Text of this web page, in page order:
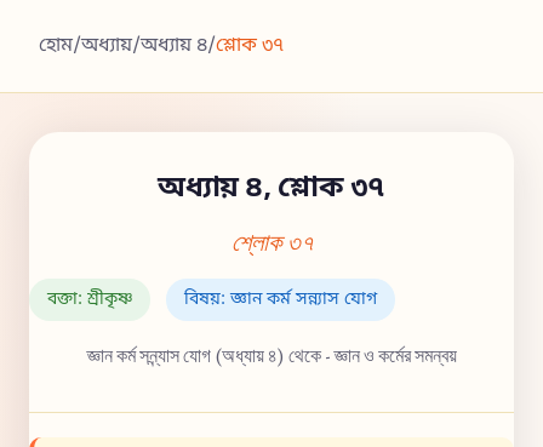
হোম/অধ্যায়/অধ্যায় ৪/শ্লোক ৩৭
অধ্যায় ৪, শ্লোক ৩৭
শ্লোক ৩৭
বক্তা: শ্রীকৃষ্ণ বিষয়: জ্ঞান কর্ম সন্ন্যাস যোগ
জ্ঞান কর্ম সন্ন্যাস যোগ (অধ্যায় ৪) থেকে - জ্ঞান ও কর্মের সমন্বয়